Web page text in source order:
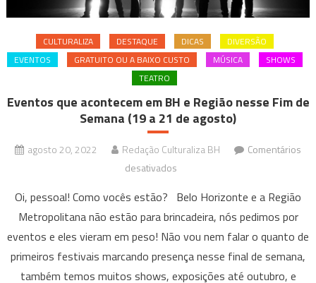
CULTURALIZA DESTAQUE DICAS
DIVERSÃO
EVENTOS
GRATUITO OU A BAIXO CUSTO MÚSICA
SHOWS
TEATRO
Eventos que acontecem em BH e Região nesse Fim de
Semana (19 a 21 de agosto)
agosto 20, 2022 Redação Culturaliza BH
Comentários
desativados
que
acontecem
em
BH
e
Oi, pessoal! Como vocês estão? Belo Horizonte e a Região
Metropolitana não estão para brincadeira, nós pedimos por
eventos e eles vieram em peso! Não vou nem falar o quanto de
primeiros festivais marcando presença nesse final de semana,
também temos muitos shows, exposições até outubro, e